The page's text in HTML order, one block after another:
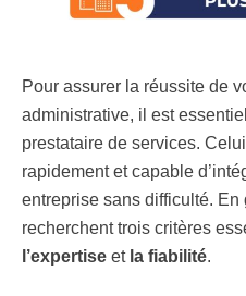
Pour assurer la réussite de
administrative, il est
prestataire de services.
rapidement et capable
entreprise sans difficulté.
recherchent trois critères
l’expertise et la fiabilité.